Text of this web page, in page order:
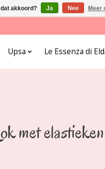
Upsa Le Essenza di
met
akkoord? Ja Nee Meer